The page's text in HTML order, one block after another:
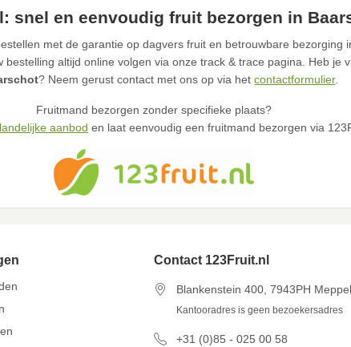
snel en eenvoudig fruit bezorgen in
met de garantie op dagvers fruit en betrouwbare bezorging
altijd online volgen via onze track & trace pagina. Heb je
? Neem gerust contact met ons op via hetcontactformulier.
Fruitmand bezorgen zonder specifieke plaats?
landelijke aanbod en laat eenvoudig een fruitmand bezorgen via
Contact 123Fruit.nl
Blankenstein 400, 7943PH Meppel
Kantooradres is geen bezoekersadres
+31 (0)85 - 025 00 58